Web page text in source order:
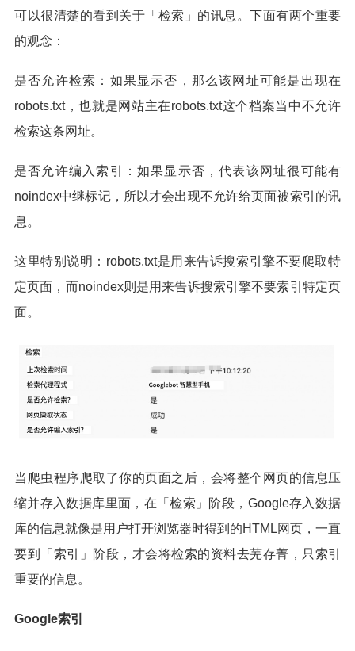
可以很清楚的看到关于「检索」的讯息。下面有两个重要
的观念：
是否允许检索：如果显示否，那么该网址可能是出现在
robots.txt，也就是网站主在robots.txt这个档案当中不允许
检索这条网址。
是否允许编入索引：如果显示否，代表该网址很可能有
noindex中继标记，所以才会出现不允许给页面被索引的讯
息。
这里特别说明：robots.txt是用来告诉搜索引擎不要爬取特
定页面，而noindex则是用来告诉搜索引擎不要索引特定页
面。
当爬虫程序爬取了你的页面之后，会将整个网页的信息压
缩并存入数据库里面，在「检索」阶段，Google存入数据
库的信息就像是用户打开浏览器时得到的HTML网页，一直
要到「索引」阶段，才会将检索的资料去芜存菁，只索引
重要的信息。
Google索引